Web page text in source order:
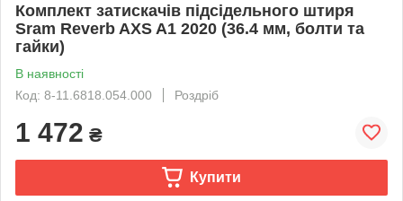
Комплект затискачів підсідельного штиря
Sram Reverb AXS A1 2020 (36.4 мм, болти та
гайки)
В наявності
Код: 8-11.6818.054.000
Роздріб
1 472 ₴
Купити